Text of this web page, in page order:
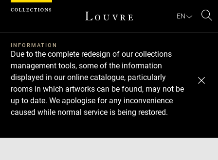
EN
INFORMATION
Due to the complete redesign of our collections
management tools, some of the information
displayed in our online catalogue, particularly
rooms in which artworks can be found, may not be
up to date. We apologise for any inconvenience
caused while normal service is being restored.
Download
Next
Previous
Cookies management panel